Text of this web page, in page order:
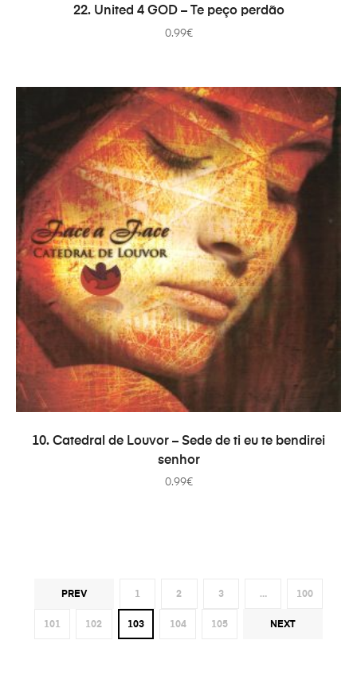
AÑADIR AL CARRITO
22. United 4 GOD – Te peço perdão
0.99€
AÑADIR AL CARRITO
10. Catedral de Louvor – Sede de ti eu te bendirei
senhor
0.99€
PREV 1 2 3 … 100
101 102 103 104 105 NEXT